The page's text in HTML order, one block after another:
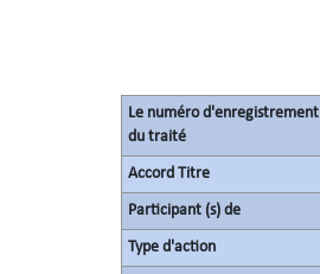
Le numéro d'enregistrement
du traité
Accord Titre
Participant (s) de
Type d'action